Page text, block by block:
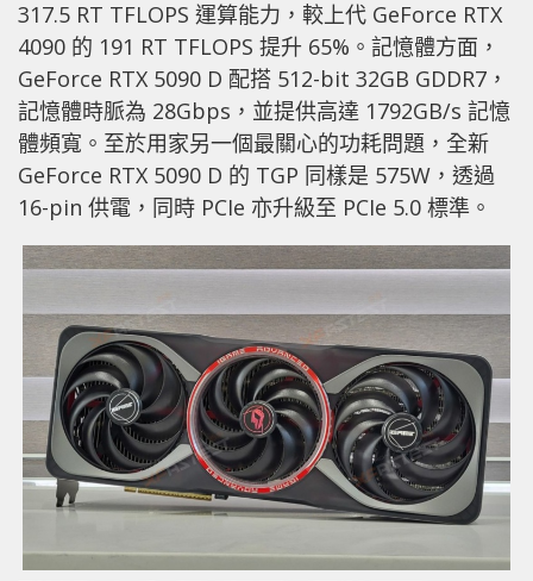
317.5 RT TFLOPS 運算能力，較上代 GeForce RTX
4090 的 191 RT TFLOPS 提升 65%。記憶體方面，
GeForce RTX 5090 D 配搭 512-bit 32GB GDDR7，
記憶體時脈為 28Gbps，並提供高達 1792GB/s 記憶
體頻寬。至於用家另一個最關心的功耗問題，全新
GeForce RTX 5090 D 的 TGP 同樣是 575W，透過
16-pin 供電，同時 PCIe 亦升級至 PCIe 5.0 標準。